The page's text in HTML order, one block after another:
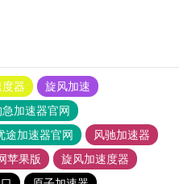
器
旋风加速
急加速器官网
途加速器官网
风驰加速器
苹果版
旋风加速度器